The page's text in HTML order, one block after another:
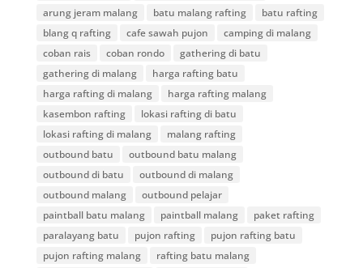
arung jeram malang
batu malang rafting
batu rafting
blang q rafting
cafe sawah pujon
camping di malang
coban rais
coban rondo
gathering di batu
gathering di malang
harga rafting batu
harga rafting di malang
harga rafting malang
kasembon rafting
lokasi rafting di batu
lokasi rafting di malang
malang rafting
outbound batu
outbound batu malang
outbound di batu
outbound di malang
outbound malang
outbound pelajar
paintball batu malang
paintball malang
paket rafting
paralayang batu
pujon rafting
pujon rafting batu
pujon rafting malang
rafting batu malang